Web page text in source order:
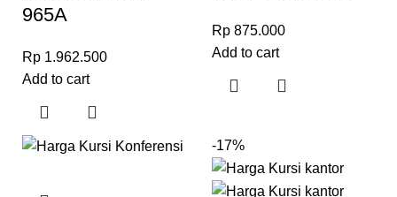
965A
Rp 1.962.500
Add to cart
Rp 875.000
Add to cart
-17%